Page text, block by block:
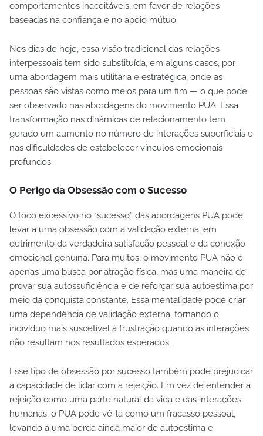
comportamentos inaceitáveis, em favor de relações
baseadas na confiança e no apoio mútuo.
Nos dias de hoje, essa visão tradicional das relações
interpessoais tem sido substituída, em alguns casos, por
uma abordagem mais utilitária e estratégica, onde as
pessoas são vistas como meios para um fim — o que pode
ser observado nas abordagens do movimento PUA. Essa
transformação nas dinâmicas de relacionamento tem
gerado um aumento no número de interações superficiais e
nas dificuldades de estabelecer vínculos emocionais
profundos.
O Perigo da Obsessão com o Sucesso
O foco excessivo no “sucesso” das abordagens PUA pode
levar a uma obsessão com a validação externa, em
detrimento da verdadeira satisfação pessoal e da conexão
emocional genuína. Para muitos, o movimento PUA não é
apenas uma busca por atração física, mas uma maneira de
provar sua autossuficiência e de reforçar sua autoestima por
meio da conquista constante. Essa mentalidade pode criar
uma dependência de validação externa, tornando o
indivíduo mais suscetível à frustração quando as interações
não resultam nos resultados esperados.
Esse tipo de obsessão por sucesso também pode prejudicar
a capacidade de lidar com a rejeição. Em vez de entender a
rejeição como uma parte natural da vida e das interações
humanas, o PUA pode vê-la como um fracasso pessoal,
levando a uma perda ainda maior de autoestima e